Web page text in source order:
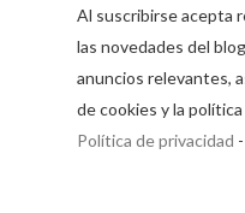
Al suscribirse acepta
las novedades del
anuncios relevantes,
de cookies y la
Política de privacidad -